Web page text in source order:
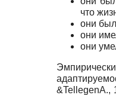
что
они
они
они
&TellegenA.,